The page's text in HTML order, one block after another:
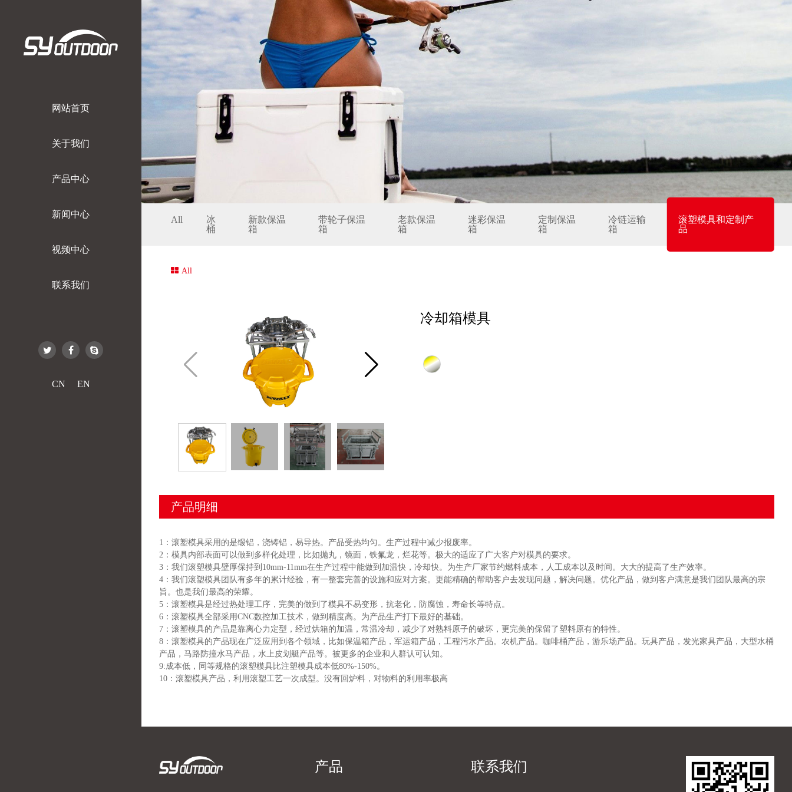
网站首页
关于我们
产品中心
新闻中心
视频中心
联系我们
CN EN
All
冰
桶
新款保温
箱
带轮子保温
箱
老款保温
箱
迷彩保温
箱
定制保温
箱
冷链运输
箱
滚塑模具和定制产
品
All
冷却箱模具
产品明细
1：滚塑模具采用的是缎铝，浇铸铝，易导热。产品受热均匀。生产过程中减少报废率。
2：模具内部表面可以做到多样化处理，比如抛丸，镜面，铁氟龙，烂花等。极大的适应了广大客户对模具的要求。
3：我们滚塑模具壁厚保持到10mm-11mm在生产过程中能做到加温快，冷却快。为生产厂家节约燃料成本，人工成本以及时间。大大的提高了生产效率。
4：我们滚塑模具团队有多年的累计经验，有一整套完善的设施和应对方案。更能精确的帮助客户去发现问题，解决问题。优化产品，做到客户满意是我们团队最高的宗
旨。也是我们最高的荣耀。
5：滚塑模具是经过热处理工序，完美的做到了模具不易变形，抗老化，防腐蚀，寿命长等特点。
6：滚塑模具全部采用CNC数控加工技术，做到精度高。为产品生产打下最好的基础。
7：滚塑模具的产品是靠离心力定型，经过烘箱的加温，常温冷却，减少了对熟料原子的破坏，更完美的保留了塑料原有的特性。
8：滚塑模具的产品现在广泛应用到各个领域，比如保温箱产品，军运箱产品，工程污水产品。农机产品。咖啡桶产品，游乐场产品。玩具产品，发光家具产品，大型水桶
产品，马路防撞水马产品，水上皮划艇产品等。被更多的企业和人群认可认知。
9:成本低，同等规格的滚塑模具比注塑模具成本低80%-150%。
10：滚塑模具产品，利用滚塑工艺一次成型。没有回炉料，对物料的利用率极高
产品 联系我们